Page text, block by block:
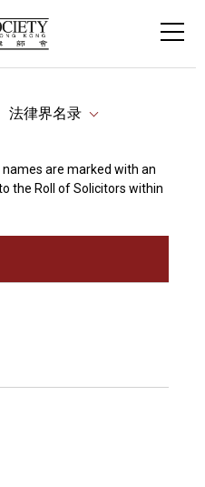
法律界名录
are marked with an
the Roll of Solicitors within